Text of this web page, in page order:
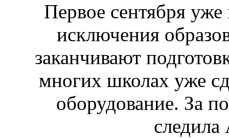
Первое сентября уже
исключения
заканчивают
многих школах уже
оборудование. За